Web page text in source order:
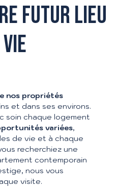
FUTUR LIEU
nos propriétés
et dans ses environs.
soin chaque logement
variées,
de vie et à chaque
recherchiez une
contemporain
nous vous
visite.